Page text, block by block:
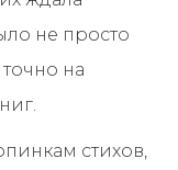
не просто
на
стихов,